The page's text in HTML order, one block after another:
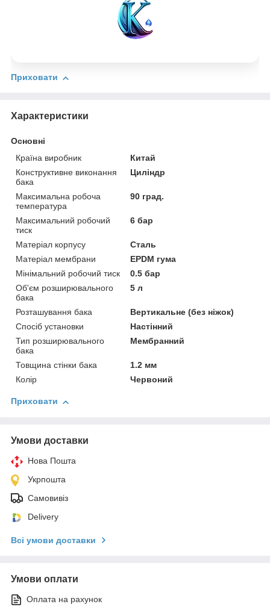
Приховати
Характеристики
Основні
Країна виробник
Китай
Конструктивне виконання
бака
Циліндр
Максимальна робоча
температура
90 град.
Максимальний робочий
тиск
6 бар
Матеріал корпусу
Сталь
Матеріал мембрани
EPDM гума
Мінімальний робочий тиск
0.5 бар
Об'єм розширювального
бака
5 л
Розташування бака
Вертикальне (без ніжок)
Спосіб установки
Настінний
Тип розширювального
бака
Мембранний
Товщина стінки бака
1.2 мм
Колір
Червоний
Приховати
Умови доставки
Нова Пошта
Укрпошта
Самовивіз
Delivery
Всі умови доставки
Умови оплати
Оплата на рахунок